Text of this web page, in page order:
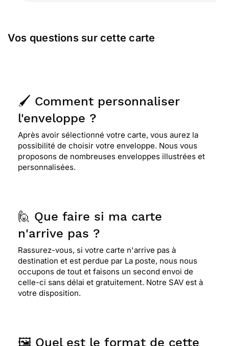
Vos questions sur cette carte
🖌️ Comment personnaliser
l'enveloppe ?
Après avoir sélectionné votre carte, vous aurez la
possibilité de choisir votre enveloppe. Nous vous
proposons de nombreuses enveloppes illustrées et
personnalisées.
🙋 Que faire si ma carte
n'arrive pas ?
Rassurez-vous, si votre carte n'arrive pas à
destination et est perdue par La poste, nous nous
occupons de tout et faisons un second envoi de
celle-ci sans délai et gratuitement. Notre SAV est à
votre disposition.
🖼️ Quel est le format de cette